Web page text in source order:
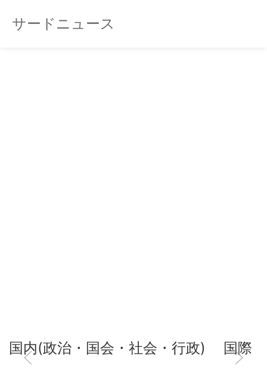
サードニュース
国内(政治・国会・社会・行政) 国際